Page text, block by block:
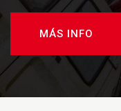
MÁS INFO